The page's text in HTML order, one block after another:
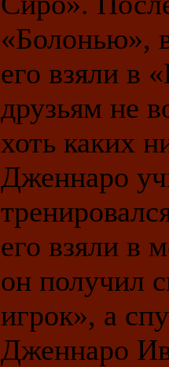
«Болонью»,
его взяли в
друзьям не
хоть каких
Дженнаро
его взяли в
он получил
игрок», а
Дженнаро